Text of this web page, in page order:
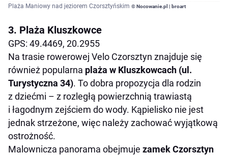
Plaża Maniowy nad jeziorem Czorsztyńskim © Nocowanie.pl | broart
3. Plaża Kluszkowce
GPS: 49.4469, 20.2955
Na trasie rowerowej Velo Czorsztyn znajduje się
również popularna plaża w Kluszkowcach (ul.
Turystyczna 34). To dobra propozycja dla rodzin
z dziećmi – z rozległą powierzchnią trawiastą
i łagodnym zejściem do wody. Kąpielisko nie jest
jednak strzeżone, więc należy zachować wyjątkową
ostrożność.
Malownicza panorama obejmuje zamek Czorsztyn